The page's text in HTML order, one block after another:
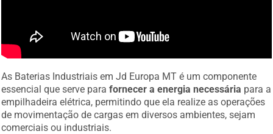
As Baterias Industriais em Jd Europa MT é um componente
essencial que serve parafornecer a energia necessária para a
empilhadeira elétrica, permitindo que ela realize as operações
de movimentação de cargas em diversos ambientes, sejam
comerciais ou industriais.